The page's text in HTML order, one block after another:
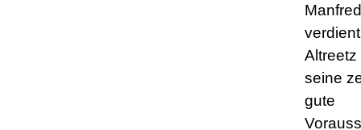
seine
gute